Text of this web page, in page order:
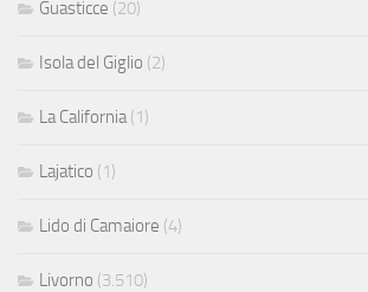
Guasticce (20)
Isola del Giglio (2)
La California (1)
Lajatico (1)
Lido di Camaiore (4)
Livorno (3.510)